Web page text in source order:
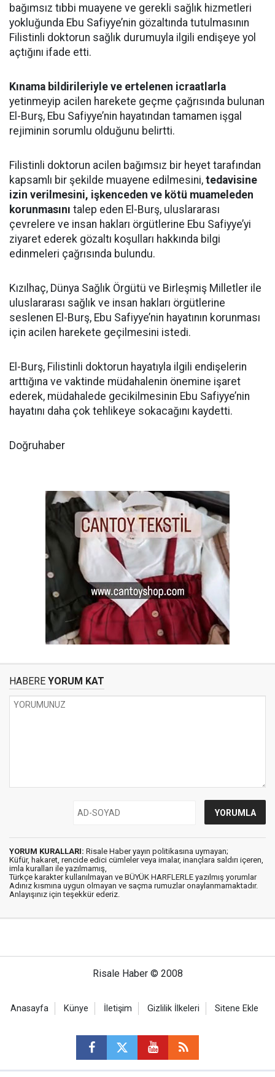
bağımsız tıbbi muayene ve gerekli sağlık hizmetleri
yokluğunda Ebu Safiyye’nin gözaltında tutulmasının
Filistinli doktorun sağlık durumuyla ilgili endişeye yol
açtığını ifade etti.
Kınama bildirileriyle ve ertelenen icraatlarla
yetinmeyip acilen harekete geçme çağrısında bulunan
El-Burş, Ebu Safiyye’nin hayatından tamamen işgal
rejiminin sorumlu olduğunu belirtti.
Filistinli doktorun acilen bağımsız bir heyet tarafından
kapsamlı bir şekilde muayene edilmesini, tedavisine
izin verilmesini, işkenceden ve kötü muameleden
korunmasını talep eden El-Burş, uluslararası
çevrelere ve insan hakları örgütlerine Ebu Safiyye’yi
ziyaret ederek gözaltı koşulları hakkında bilgi
edinmeleri çağrısında bulundu.
Kızılhaç, Dünya Sağlık Örgütü ve Birleşmiş Milletler ile
uluslararası sağlık ve insan hakları örgütlerine
seslenen El-Burş, Ebu Safiyye’nin hayatının korunması
için acilen harekete geçilmesini istedi.
El-Burş, Filistinli doktorun hayatıyla ilgili endişelerin
arttığına ve vaktinde müdahalenin önemine işaret
ederek, müdahalede gecikilmesinin Ebu Safiyye’nin
hayatını daha çok tehlikeye sokacağını kaydetti.
Doğruhaber
HABERE YORUM KAT
YORUM KURALLARI: Risale Haber yayın politikasına uymayan;
Küfür, hakaret, rencide edici cümleler veya imalar, inançlara saldırı içeren,
imla kuralları ile yazılmamış,
Türkçe karakter kullanılmayan ve BÜYÜK HARFLERLE yazılmış yorumlar
Adınız kısmına uygun olmayan ve saçma rumuzlar onaylanmamaktadır.
Anlayışınız için teşekkür ederiz.
Risale Haber © 2008
Anasayfa Künye İletişim Gizlilik İlkeleri Sitene Ekle